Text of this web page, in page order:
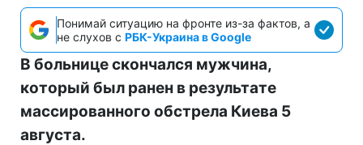
Понимай ситуацию на фронте из-за фактов, а
не слухов с РБК-Украина в Google
В больнице скончался мужчина,
который был ранен в результате
массированного обстрела Киева 5
августа.